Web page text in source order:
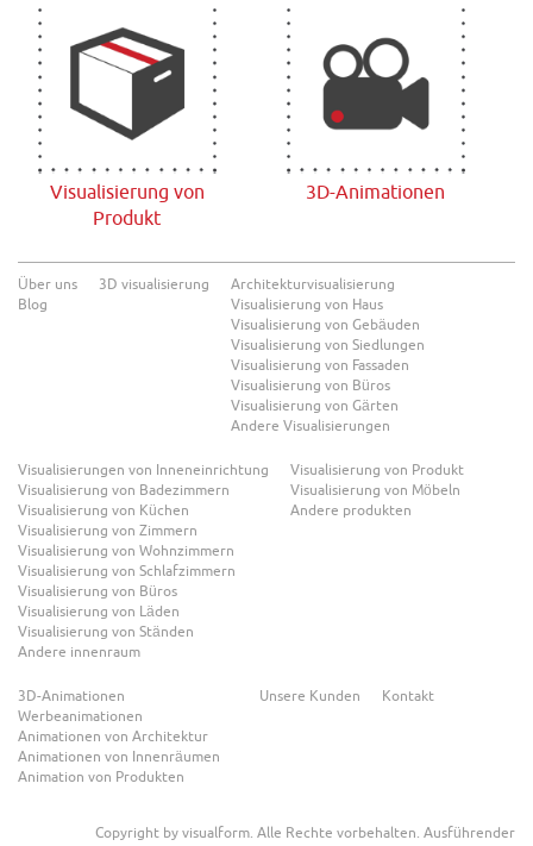
Visualisierung von
Produkt
3D-Animationen
Über uns
Blog
3D visualisierung
Architekturvisualisierung
Visualisierung von Haus
Visualisierung von Gebäuden
Visualisierung von Siedlungen
Visualisierung von Fassaden
Visualisierung von Büros
Visualisierung von Gärten
Andere Visualisierungen
Visualisierungen von Inneneinrichtung
Visualisierung von Badezimmern
Visualisierung von Küchen
Visualisierung von Zimmern
Visualisierung von Wohnzimmern
Visualisierung von Schlafzimmern
Visualisierung von Büros
Visualisierung von Läden
Visualisierung von Ständen
Andere innenraum
Visualisierung von Produkt
Visualisierung von Möbeln
Andere produkten
3D-Animationen
Werbeanimationen
Animationen von Architektur
Animationen von Innenräumen
Animation von Produkten
Unsere Kunden Kontakt
Copyright by visualform. Alle Rechte vorbehalten. Ausführender